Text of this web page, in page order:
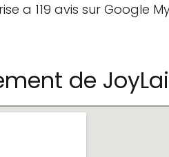
a 119 avis sur Google
de